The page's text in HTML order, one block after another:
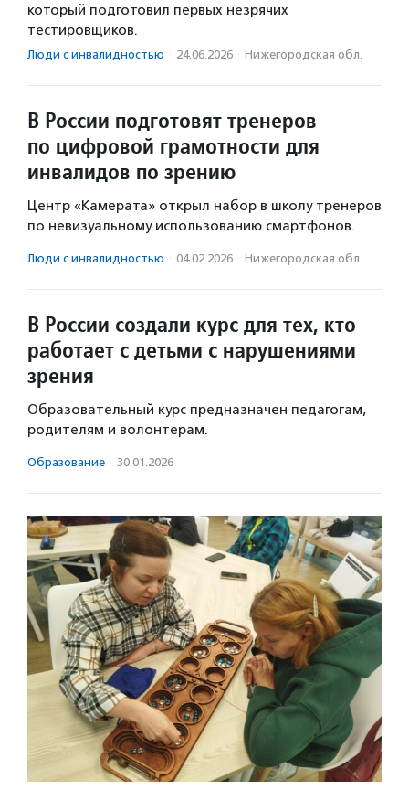
который подготовил первых незрячих
тестировщиков.
Люди с инвалидностью · 24.06.2026 · Нижегородская обл.
В России подготовят тренеров
по цифровой грамотности для
инвалидов по зрению
Центр «Камерата» открыл набор в школу тренеров
по невизуальному использованию смартфонов.
Люди с инвалидностью · 04.02.2026 · Нижегородская обл.
В России создали курс для тех, кто
работает с детьми с нарушениями
зрения
Образовательный курс предназначен педагогам,
родителям и волонтерам.
Образование · 30.01.2026